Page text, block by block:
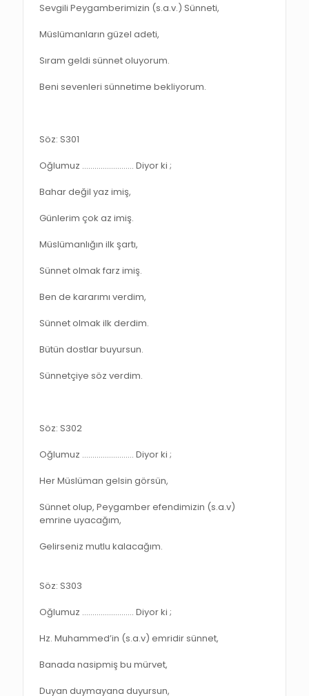
Sevgili Peygamberimizin (s.a.v.) Sünneti,
Müslümanların güzel adeti,
Sıram geldi sünnet oluyorum.
Beni sevenleri sünnetime bekliyorum.
Söz: S301
Oğlumuz ……………………. Diyor ki ;
Bahar değil yaz imiş,
Günlerim çok az imiş.
Müslümanlığın ilk şartı,
Sünnet olmak farz imiş.
Ben de kararımı verdim,
Sünnet olmak ilk derdim.
Bütün dostlar buyursun.
Sünnetçiye söz verdim.
Söz: S302
Oğlumuz ……………………. Diyor ki ;
Her Müslüman gelsin görsün,
Sünnet olup, Peygamber efendimizin (s.a.v)
emrine uyacağım,
Gelirseniz mutlu kalacağım.
Söz: S303
Oğlumuz ……………………. Diyor ki ;
Hz. Muhammed’in (s.a.v) emridir sünnet,
Banada nasipmiş bu mürvet,
Duyan duymayana duyursun,